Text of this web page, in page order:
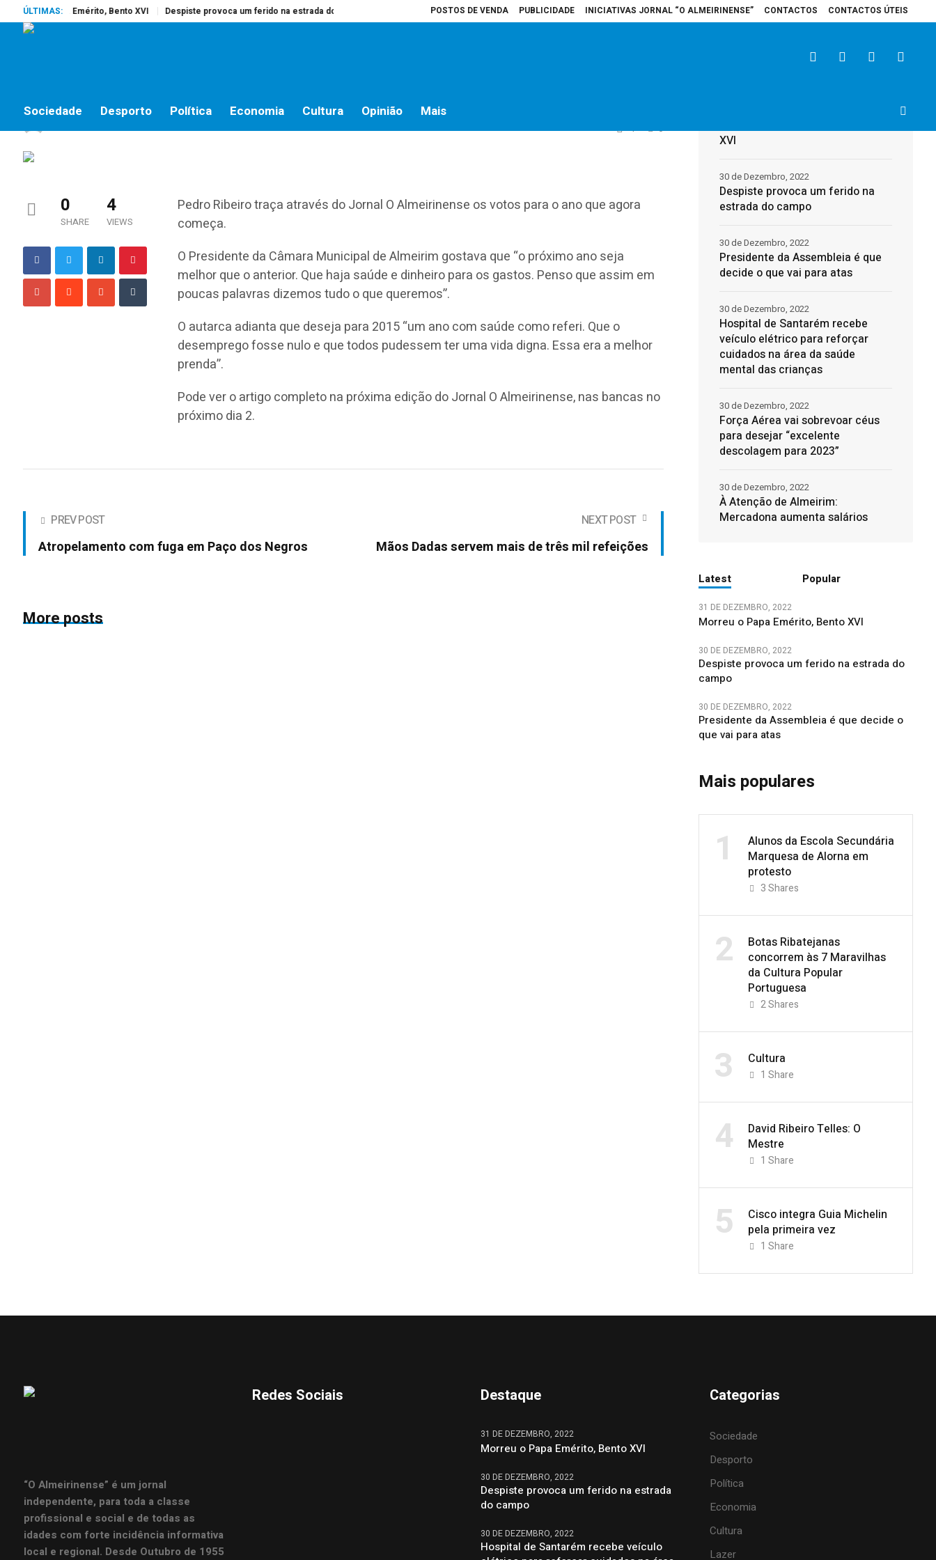
POSTOS DE VENDA PUBLICIDADE INICIATIVAS JORNAL “O ALMEIRINENSE” CONTACTOS CONTACTOS ÚTEIS
ÚLTIMAS:
o Papa Emérito, Bento XVI Despiste provoca um ferido na estrada do campo Presidente da Assembleia é que decide o que vai para atas Hospital de Santarém recebe veículo elétrico para reforçar cuidados na área
Sociedade Desporto Política Economia Cultura Opinião Mais
4 0
0
SHARE
4
VIEWS
Pedro Ribeiro traça através do Jornal O Almeirinense os votos para o ano que agora
começa.
O Presidente da Câmara Municipal de Almeirim gostava que “o próximo ano seja
melhor que o anterior. Que haja saúde e dinheiro para os gastos. Penso que assim em
poucas palavras dizemos tudo o que queremos”.
O autarca adianta que deseja para 2015 “um ano com saúde como referi. Que o
desemprego fosse nulo e que todos pudessem ter uma vida digna. Essa era a melhor
prenda”.
Pode ver o artigo completo na próxima edição do Jornal O Almeirinense, nas bancas no
próximo dia 2.
PREV POST
Atropelamento com fuga em Paço dos Negros
NEXT POST
Mãos Dadas servem mais de três mil refeições
More posts
XVI
Despiste provoca um ferido na
estrada do campo
30 de Dezembro, 2022
Presidente da Assembleia é que
decide o que vai para atas
30 de Dezembro, 2022
Hospital de Santarém recebe
veículo elétrico para reforçar
cuidados na área da saúde
mental das crianças
30 de Dezembro, 2022
Força Aérea vai sobrevoar céus
para desejar “excelente
descolagem para 2023”
30 de Dezembro, 2022
À Atenção de Almeirim:
Mercadona aumenta salários
30 de Dezembro, 2022
Latest Popular
31 DE DEZEMBRO, 2022
Morreu o Papa Emérito, Bento XVI
30 DE DEZEMBRO, 2022
Despiste provoca um ferido na estrada do
campo
30 DE DEZEMBRO, 2022
Presidente da Assembleia é que decide o
que vai para atas
Mais populares
1
Alunos da Escola Secundária
Marquesa de Alorna em
protesto
3Shares
2
Botas Ribatejanas
concorrem às 7 Maravilhas
da Cultura Popular
Portuguesa
2Shares
3 Cultura
1 Share
4
David Ribeiro Telles: O
Mestre
1 Share
5
Cisco integra Guia Michelin
pela primeira vez
1 Share
“O Almeirinense” é um jornal
independente, para toda a classe
profissional e social e de todas as
idades com forte incidência informativa
local e regional. Desde Outubro de 1955
Redes Sociais Destaque
31 DE DEZEMBRO, 2022
Morreu o Papa Emérito, Bento XVI
30 DE DEZEMBRO, 2022
Despiste provoca um ferido na estrada
do campo
30 DE DEZEMBRO, 2022
Hospital de Santarém recebe veículo
Categorias
Sociedade
Desporto
Política
Economia
Cultura
Lazer